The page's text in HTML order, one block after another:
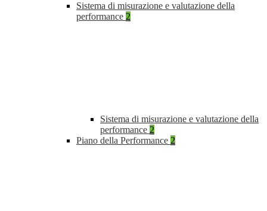
Sistema di misurazione e valutazione della
performance 2
Sistema di misurazione e valutazione della
performance 2
Piano della Performance 2